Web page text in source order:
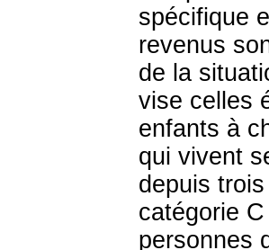
spécifique
revenus
de la
vise celles
enfants à
qui vivent
depuis
catégorie
personnes